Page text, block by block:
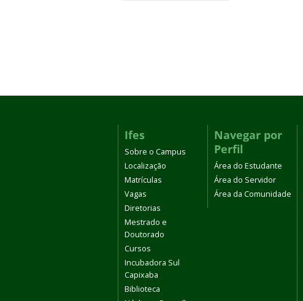
Ifes
Sobre o Campus
Localização
Matrículas
Vagas
Diretorias
Mestrado e
Doutorado
Cursos
Incubadora Sul
Capixaba
Biblioteca
Navegar por
Perfil
Área do Estudante
Área do Servidor
Área da Comunidade